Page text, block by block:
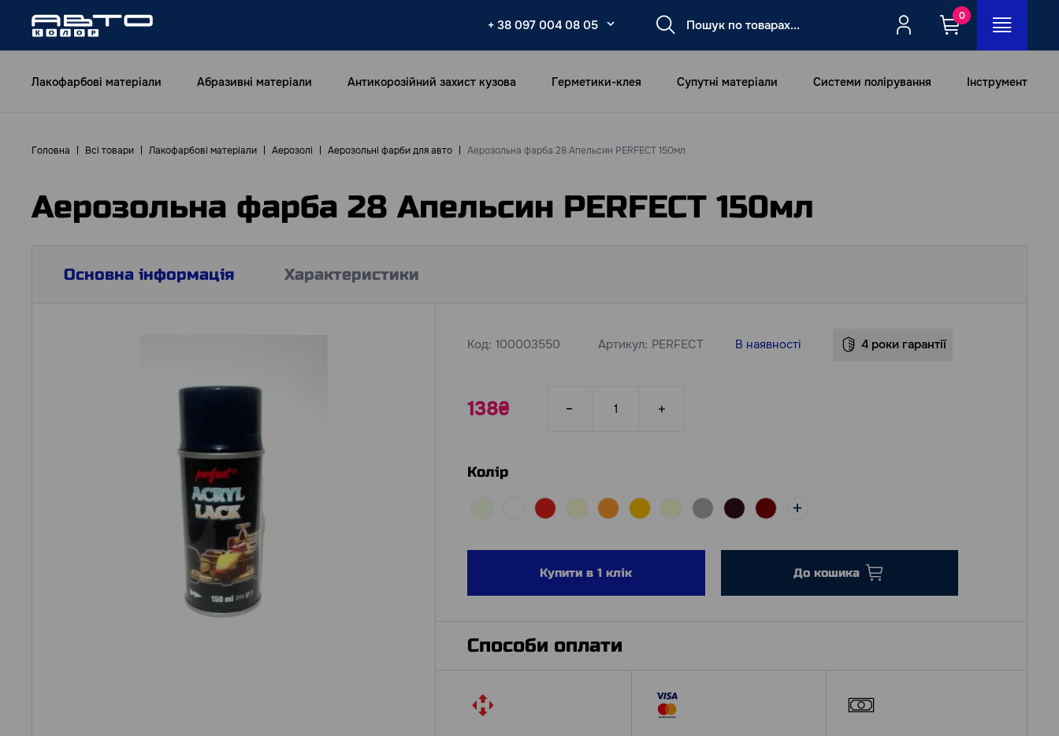
+ 38 097 004 08 05
0
Лакофарбові матеріали Абразивні матеріали Антикорозійний захист кузова Герметики-клея Супутні матеріали Системи полірування Інструмент
Головна Всі товари Лакофарбові матеріали Аерозолі Аерозольні фарби для авто Аерозольна фарба 28 Апельсин PERFECT 150мл
Аерозольна фарба 28 Апельсин PERFECT 150мл
Основна інформація Характеристики
Код: 100003550 Артикул: PERFECT В наявності 4 роки гарантії
138₴
Колір
Купити в 1 клік До кошика
Способи оплати